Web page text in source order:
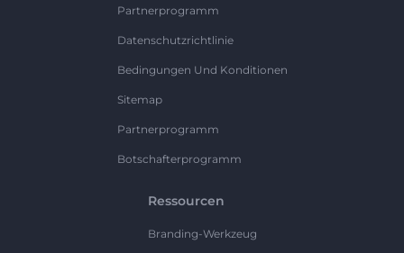
Partnerprogramm
Datenschutzrichtlinie
Bedingungen Und Konditionen
Sitemap
Partnerprogramm
Botschafterprogramm
Ressourcen
Branding-Werkzeug